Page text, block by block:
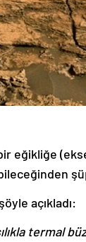
eğikliğe
açıkladı:
termal